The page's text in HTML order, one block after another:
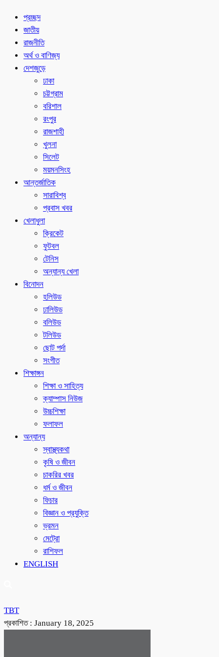
প্রচ্ছদ
জাতীয়
রাজনীতি
অর্থ ও বাণিজ্য
দেশজুড়ে
ঢাকা
চট্টগ্রাম
বরিশাল
রংপুর
রাজশাহী
খুলনা
সিলেট
ময়মনসিংহ
আন্তর্জাতিক
সারাবিশ্ব
প্রবাস খবর
খেলাধুলা
ক্রিকেট
ফুটবল
টেনিস
অন্যান্য খেলা
বিনোদন
হলিউড
ঢালিউড
বলিউড
টলিউড
ছোট পর্দা
সংগীত
শিক্ষাঙ্গন
শিক্ষা ও সাহিত্য
ক্যাম্পাস নিউজ
উচ্চশিক্ষা
ফলাফল
অন্যান্য
স্বাস্থ্যকথা
কৃষি ও জীবন
চাকরির খবর
ধর্ম ও জীবন
ফিচার
বিজ্ঞান ও প্রযুক্তি
ভ্রমন
মেট্রো
রাশিফল
ENGLISH
TBT
প্রকাশিত : January 18, 2025